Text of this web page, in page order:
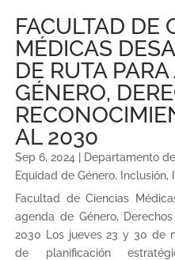
FACULTAD DE
MÉDICAS
DE RUTA
GÉNERO,
AL 2030
Sep 6, 2024 Departamento
Equidad de Género, Inclusión,
Facultad de Ciencias
agenda de Género,
2030 Los jueves 23 y 30 de
de planificación